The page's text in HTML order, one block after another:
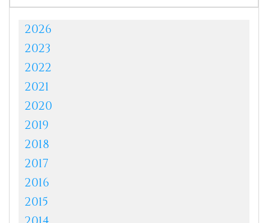
2026
2023
2022
2021
2020
2019
2018
2017
2016
2015